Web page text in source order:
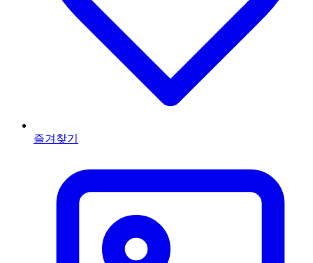
즐겨찾기